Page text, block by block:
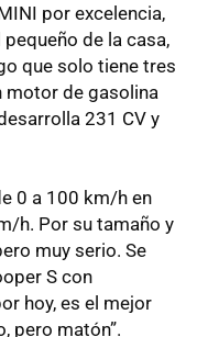
por excelencia,
de la casa,
que solo tiene tres
motor de gasolina
231 CV y
0 a 100 km/h en
h. Por su tamaño y
muy serio. Se
S con
hoy, es el mejor
pero matón”.